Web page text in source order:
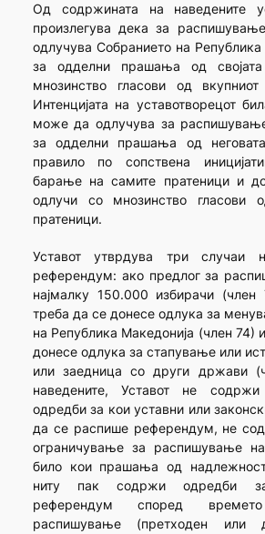
Од содржината на наведените
произлегува дека за
одлучува Собранието на Република
за одделни прашања од
мнозинство гласови од вкупниот
Интенцијата на уставотворецот
може да одлучува за
за одделни прашања од
правило по сопствена
барање на самите пратеници и
одлучи со мнозинство гласови
пратеници.
Уставот утврдува три случаи
референдум: ако предлог за
најмалку 150.000 избирачи
треба да се донесе одлука за
на Република Македонија (член 74)
донесе одлука за стапување или
или заедница со други држави
наведените, Уставот не
одредби за кои уставни или
да се распише референдум, не
ограничување за распишување
било кои прашања од
ниту пак содржи одредби
референдум според
распишување (претходен или